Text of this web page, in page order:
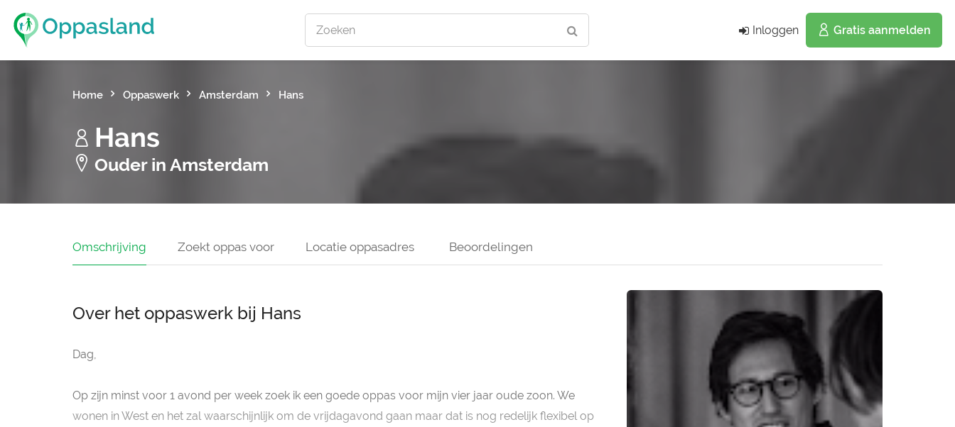
Zoeken Inloggen Gratis aanmelden
Home Oppaswerk Amsterdam Hans
Hans
Ouder in Amsterdam
Omschrijving Zoekt oppas voor Locatie oppasadres Beoordelingen
Over het oppaswerk bij Hans
Dag,
Op zijn minst voor 1 avond per week zoek ik een goede oppas voor mijn vier jaar oude zoon. We
wonen in West en het zal waarschijnlijk om de vrijdagavond gaan maar dat is nog redelijk flexibel op